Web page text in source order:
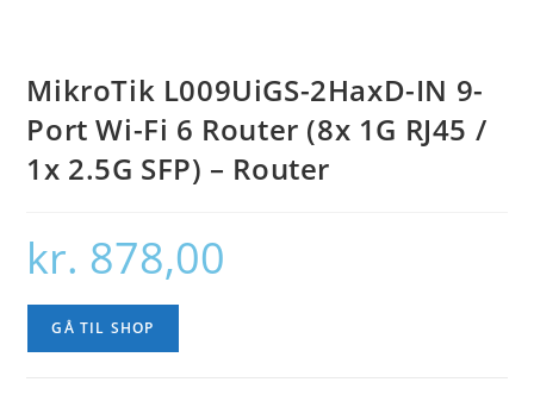
MikroTik L009UiGS-2HaxD-IN 9-
Port Wi-Fi 6 Router (8x 1G RJ45 /
1x 2.5G SFP) – Router
kr. 878,00
GÅ TIL SHOP